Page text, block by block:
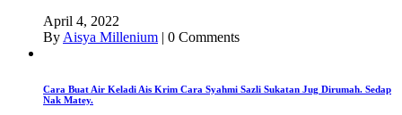
April 4, 2022
By Aisya Millenium | 0 Comments
Cara Buat Air Keladi Ais Krim Cara Syahmi Sazli Sukatan Jug Dirumah. Sedap
Nak Matey.